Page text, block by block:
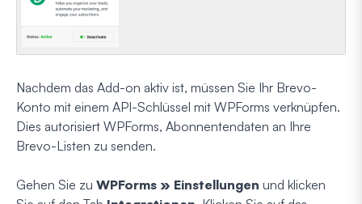
Nachdem das Add-on aktiv ist, müssen Sie Ihr Brevo-
Konto mit einem API-Schlüssel mit WPForms verknüpfen.
Dies autorisiert WPForms, Abonnentendaten an Ihre
Brevo-Listen zu senden.
Gehen Sie zu WPForms » Einstellungen und klicken